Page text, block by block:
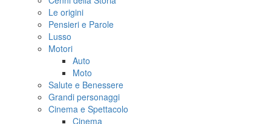
Le origini
Pensieri e Parole
Lusso
Motori
Auto
Moto
Salute e Benessere
Grandi personaggi
Cinema e Spettacolo
Cinema